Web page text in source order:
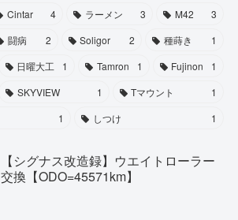
Cintar 4 ラーメン 3 M42
3
闘病 2 Soligor 2 種蒔き
1
日曜大工 1 Tamron 1 Fujinon
1
SKYVIEW 1 Tマウント
1
1 しつけ 1
【シグナス改造録】ウエイトローラー
交換【ODO=45571km】